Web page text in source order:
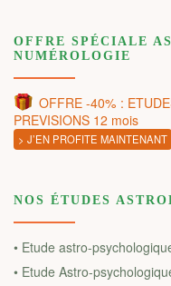
OFFRE SPÉCIALE
NUMÉROLOGIE
OFFRE -40% :
PREVISIONS 12 mois
> J’EN PROFITE MAINTENANT
NOS ÉTUDES
• Etude astro-
• Etude Astro-